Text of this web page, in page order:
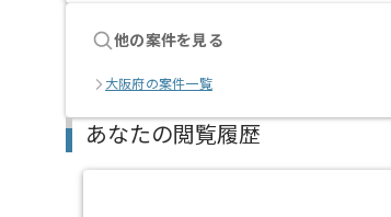
他の案件を見る
大阪府の案件一覧
あなたの閲覧履歴